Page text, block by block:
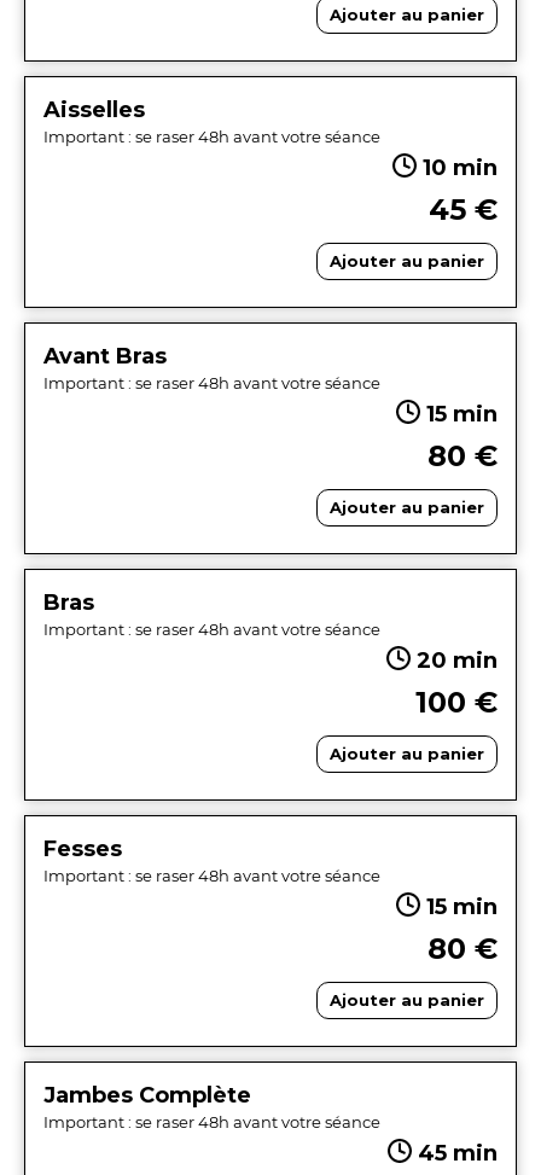
Ajouter au panier
Aisselles
Important : se raser 48h avant votre séance
10 min
45 €
Ajouter au panier
Avant Bras
Important : se raser 48h avant votre séance
15 min
80 €
Ajouter au panier
Bras
Important : se raser 48h avant votre séance
20 min
100 €
Ajouter au panier
Fesses
Important : se raser 48h avant votre séance
15 min
80 €
Ajouter au panier
Jambes Complète
Important : se raser 48h avant votre séance
45 min